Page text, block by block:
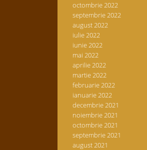
octombrie 2022
septembrie 2022
august 2022
iulie 2022
iunie 2022
mai 2022
aprilie 2022
martie 2022
februarie 2022
ianuarie 2022
decembrie 2021
noiembrie 2021
octombrie 2021
septembrie 2021
august 2021